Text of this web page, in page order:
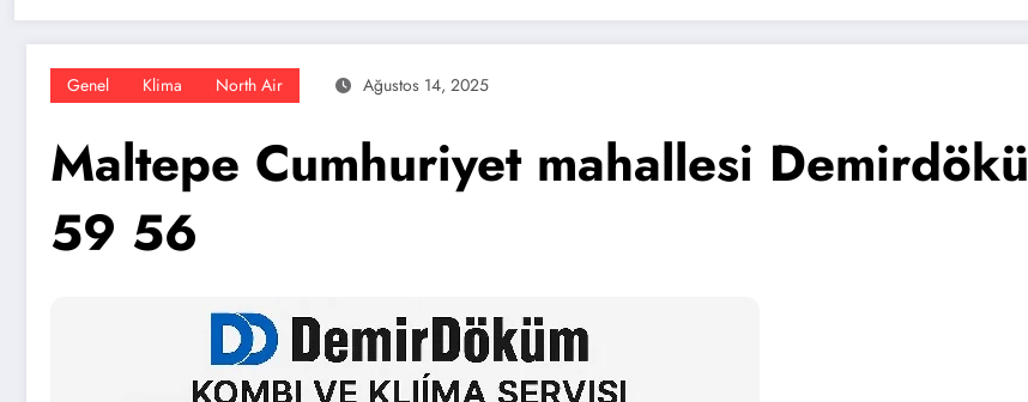
Genel Klima North Air Ağustos 14, 2025
Maltepe Cumhuriyet mahallesi
59 56